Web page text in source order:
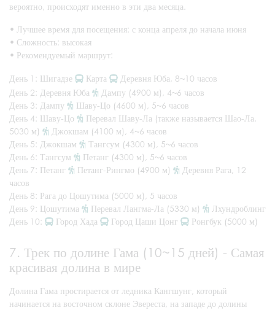
вероятно, происходят именно в эти два месяца.
• Лучшее время для посещения: с конца апреля до начала июня
• Сложность: высокая
• Рекомендуемый маршрут:
День 1: Шигадзе Карта
Деревня Юба, 8~10 часов
День 2: Деревня Юба
Дампу (4900 м), 4~6 часов
День 3: Дампу
Шаву-Цо (4600 м), 5~6 часов
День 4: Шаву-Цо
Перевал Шаву-Ла (также называется Шао-Ла,
5030 м)
Джокшам (4100 м), 4~6 часов
День 5: Джокшам
Тангсум (4300 м), 5~6 часов
День 6: Тангсум
Петанг (4300 м), 5~6 часов
День 7: Петанг
Петанг-Рингмо (4900 м)
Деревня Рага, 12
часов
День 8: Рага до Цошутима (5000 м), 5 часов
День 9: Цошутима
Перевал Лангма-Ла (5330 м)
Лхундроблинг
День 10:
Город Хада Город Цаши Цонг Ронгбук (5000 м)
7. Трек по долине Гама (10~15 дней) - Самая
красивая долина в мире
Долина Гама простирается от ледника Кангшунг, который
начинается на восточном склоне Эвереста, на западе до долины